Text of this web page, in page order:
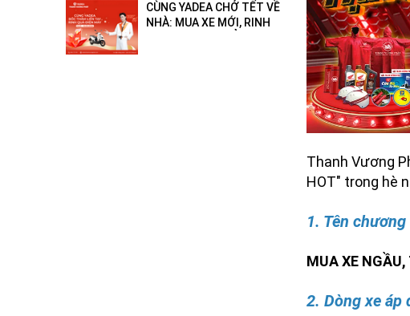
CÙNG YADEA CHỞ TẾT VỀ
NHÀ: MUA XE MỚI, RINH
Thanh Vương
HOT" trong hè
1. Tên
MUA XE
2. Dòng xe áp